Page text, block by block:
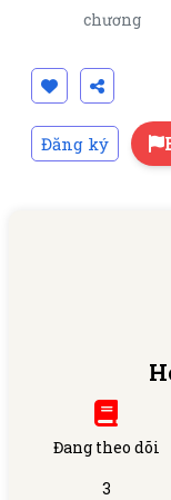
chương
Đăng ký
Đang theo dõi
3